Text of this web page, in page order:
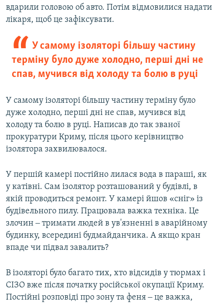
вдарили головою об авто. Потім відмовилися надати
лікаря, щоб це зафіксувати.
У самому ізоляторі більшу частину
терміну було дуже холодно, перші дні не
спав, мучився від холоду та болю в руці
У самому ізоляторі більшу частину терміну було
дуже холодно, перші дні не спав, мучився від
холоду та болю в руці. Написав до так званої
прокуратури Криму, після цього керівництво
ізолятора захвилювалося.
У першій камері постійно лилася вода в параші, як
у катівні. Сам ізолятор розташований у будівлі, в
якій проводиться ремонт. У камері йшов «сніг» із
будівельного пилу. Працювала важка техніка. Це
злочин ‒ тримати людей в ув'язненні в аварійному
будинку, всередині будмайданчика. А якщо кран
впаде чи підвал завалить?
В ізоляторі було багато тих, хто відсидів у тюрмах і
СІЗО вже після початку російської окупації Криму.
Постійні розповіді про зону та феня ‒ це важка,